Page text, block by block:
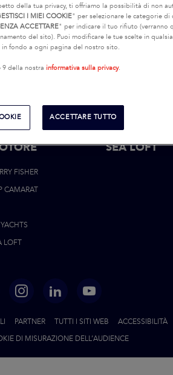
FOOTER
FISHER
CAMARAT
LOFT
SEA LOFT
FACEBOOK INSTAGRAM LINKED
PARTNER TUTTI I SITI WEB ACCESSIBILITÀ
DI MISURAZIONE DELL’AUDIENCE
della tua privacy, ti offriamo la possibilità di non
I MIEI COOKIE" per selezionare le categorie di
ACCETTARE" per indicare il tuo rifiuto (verranno
del sito). Puoi modificare le tue scelte in
in fondo a ogni pagina del nostro sito.
9 della nostra informativa sulla privacy.
ACCETTARE TUTTO